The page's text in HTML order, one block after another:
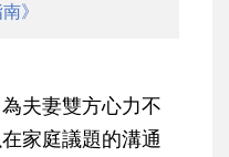
》
夫妻雙方心力不
家庭議題的溝通